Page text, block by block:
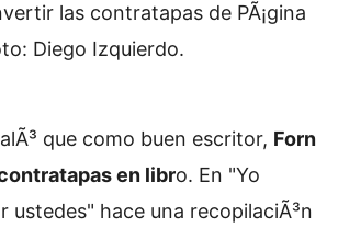
las contratapas de PÃ¡gina
Diego Izquierdo.
que como buen escritor, Forn
en libro. En "Yo
ustedes" hace una recopilaciÃ³n